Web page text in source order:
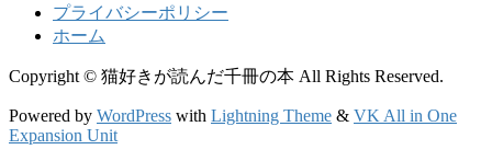
プライバシーポリシー
ホーム
Copyright © 猫好きが読んだ千冊の本 All Rights Reserved.
Powered by WordPress with Lightning Theme & VK All in One
Expansion Unit